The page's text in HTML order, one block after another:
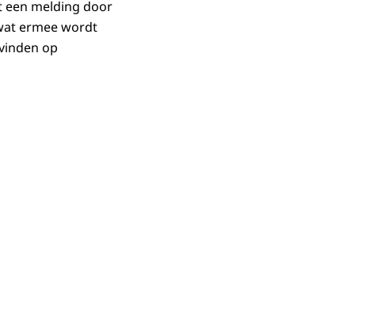
een melding door
ermee wordt
op